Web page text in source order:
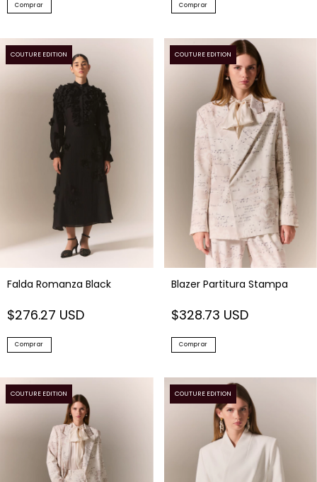
Comprar Comprar
COUTURE EDITION
Falda Romanza Black
$276.27 USD
Comprar
COUTURE EDITION
Blazer Partitura Stampa
$328.73 USD
Comprar
COUTURE EDITION COUTURE EDITION